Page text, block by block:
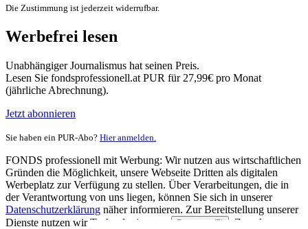
Die Zustimmung ist jederzeit widerrufbar.
Werbefrei lesen
Unabhängiger Journalismus hat seinen Preis.
Lesen Sie fondsprofessionell.at PUR für 27,99€ pro Monat
(jährliche Abrechnung).
Jetzt abonnieren
Sie haben ein PUR-Abo? Hier anmelden.
FONDS professionell mit Werbung: Wir nutzen aus wirtschaftlichen
Gründen die Möglichkeit, unsere Webseite Dritten als digitalen
Werbeplatz zur Verfügung zu stellen. Über Verarbeitungen, die in
der Verantwortung von uns liegen, können Sie sich in unserer
Datenschutzerklärung näher informieren. Zur Bereitstellung unserer
Dienste nutzen wir Technologien von
Partnern (5)
. Zwecke: